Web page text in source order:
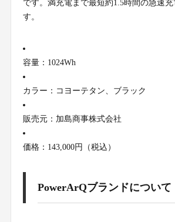
です。満充電まで最短約1.5時間の急速
す。
容量：1024Wh
カラー：コヨーテタン、ブラック
販売元：加島商事株式会社
価格：143,000円（税込）
PowerArQブランドについて